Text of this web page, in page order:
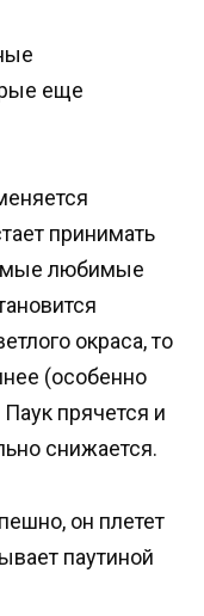
еще
принимать
любимые
окраса, то
(особенно
прячется и
снижается.
он плетет
паутиной